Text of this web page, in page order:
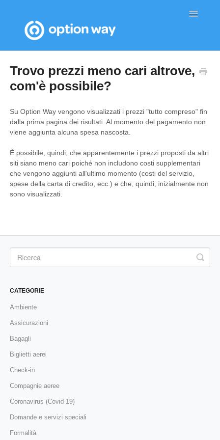
Toggle
Trovo prezzi meno cari altrove,
com'è possibile?
Su Option Way vengono visualizzati i prezzi "tutto compreso" fin
dalla prima pagina dei risultati. Al momento del pagamento non
viene aggiunta alcuna spesa nascosta.
È possibile, quindi, che apparentemente i prezzi proposti da altri
siti siano meno cari poiché non includono costi supplementari
che vengono aggiunti all'ultimo momento (costi del servizio,
spese della carta di credito, ecc.) e che, quindi, inizialmente non
sono visualizzati.
CATEGORIE
Ambiente
Assicurazioni
Bagagli
Biglietti aerei
Check-in
Compagnie aeree
Coronavirus (Covid-19)
Domande e servizi speciali
Formalità